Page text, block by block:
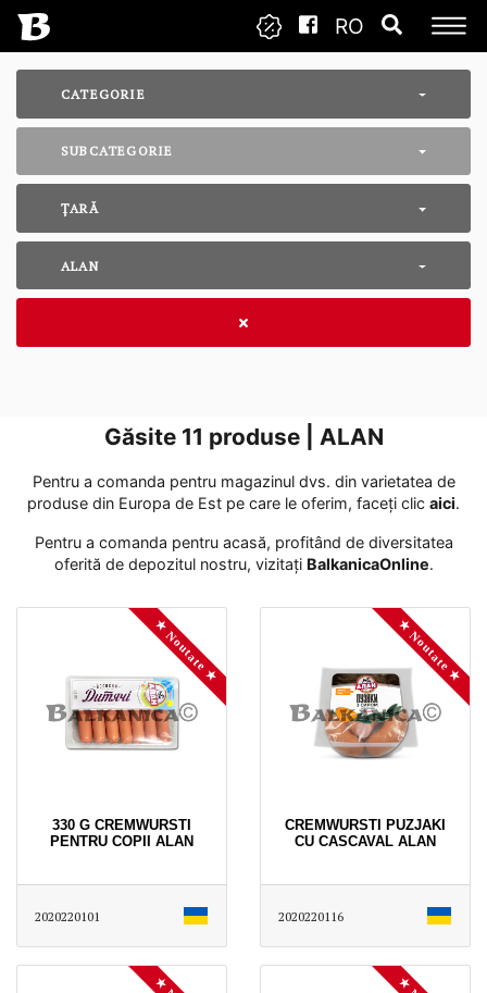
RO
CATEGORIE
SUBCATEGORIE
ȚARĂ
ALAN
Găsite 11 produse | ALAN
Pentru a comanda pentru magazinul dvs. din varietatea de
produse din Europa de Est pe care le oferim, faceți clic aici․
Pentru a comanda pentru acasă, profitând de diversitatea
oferită de depozitul nostru, vizitați BalkanicaOnline․
★ Noutate ★
330 G CREMWURSTI
PENTRU COPII ALAN
2020220101
★ Noutate ★
CREMWURSTI PUZJAKI
CU CASCAVAL ALAN
2020220116